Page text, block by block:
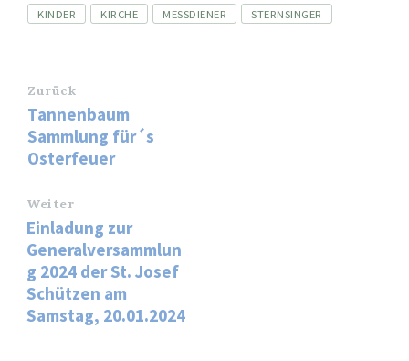
Tags
KINDER KIRCHE MESSDIENER STERNSINGER
Zurück
Tannenbaum
Sammlung für´s
Osterfeuer
Weiter
Einladung zur
Generalversammlun
g 2024 der St. Josef
Schützen am
Samstag, 20.01.2024